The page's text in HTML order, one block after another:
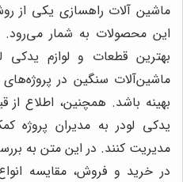
ماشین آلات راهسازی یکی از
این محصولات به شمار می‌رود.
بهترین قطعات و لوازم
ماشین‌آلات سنگین در
بهینه باشد. همچنین، اطلاع
یدکی لودر به مدیران پروژه
مدیریت کنند. در این متن به
در خرید و فروش، مقایسه